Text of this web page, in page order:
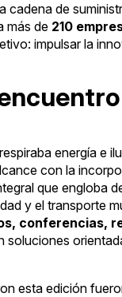
cadena de
más de 210
impulsar la
energía e
con la
que engloba
y el transporte
conferencias,
soluciones
esta edición